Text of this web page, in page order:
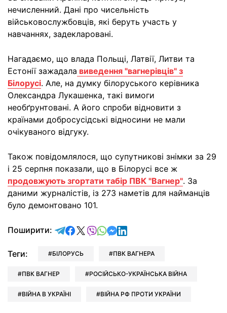
нечисленний. Дані про чисельність
військовослужбовців, які беруть участь у
навчаннях, задекларовані.
Нагадаємо, що влада Польщі, Латвії, Литви та
Естонії зажадала виведення "вагнерівців" з
Білорусі. Але, на думку білоруського керівника
Олександра Лукашенка, такі вимоги
необґрунтовані. А його спроби відновити з
країнами добросусідські відносини не мали
очікуваного відгуку.
Також повідомлялося, що супутникові знімки за 29
і 25 серпня показали, що в Білорусі все ж
продовжують згортати табір ПВК "Вагнер". За
даними журналістів, із 273 наметів для найманців
було демонтовано 101.
Поширити: відправити у Telegram
поділитись у Facebook
поділитись у X
відправити у Viber
відправити у Whatsapp
відправити у Messenger
відправити у LinkedIn
Теги: БІЛОРУСЬ ПВК ВАГНЕРА
ПВК ВАГНЕР РОСІЙСЬКО-УКРАЇНСЬКА ВІЙНА
ВІЙНА В УКРАЇНІ ВІЙНА РФ ПРОТИ УКРАЇНИ